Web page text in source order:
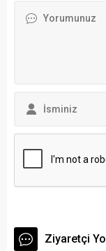
sonucunda içlerinde
Ziyaretçi